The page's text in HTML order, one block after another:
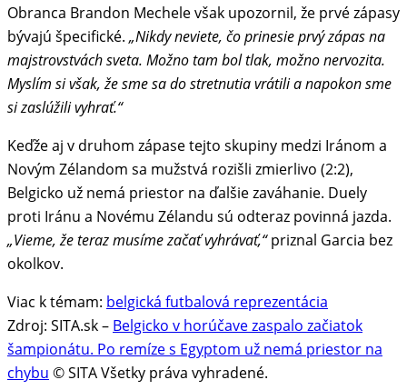
Obranca Brandon Mechele však upozornil, že prvé zápasy
bývajú špecifické. „Nikdy neviete, čo prinesie prvý zápas na
majstrovstvách sveta. Možno tam bol tlak, možno nervozita.
Myslím si však, že sme sa do stretnutia vrátili a napokon sme
si zaslúžili vyhrať.“
Keďže aj v druhom zápase tejto skupiny medzi Iránom a
Novým Zélandom sa mužstvá rozišli zmierlivo (2:2),
Belgicko už nemá priestor na ďalšie zaváhanie. Duely
proti Iránu a Novému Zélandu sú odteraz povinná jazda.
„Vieme, že teraz musíme začať vyhrávať,“priznal Garcia bez
okolkov.
Viac k témam: belgická futbalová reprezentácia
Zdroj: SITA.sk – Belgicko v horúčave zaspalo začiatok
šampionátu. Po remíze s Egyptom už nemá priestor na
chybu © SITA Všetky práva vyhradené.